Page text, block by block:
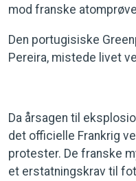
mod franske
Den portugisiske
Pereira, mistede livet
Da årsagen til
det officielle Frankrig
protester. De franske
et erstatningskrav til